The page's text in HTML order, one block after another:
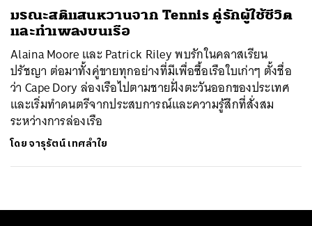
มรณะสติแสนหวานจาก Tennis คู่รักผู้ใช้ชีวิต
และทำเพลงบนเรือ
Alaina Moore และ Patrick Riley พบรักในคลาสเรียน
ปรัชญา ต่อมาทั้งคู่ขายทุกอย่างที่มีเพื่อซื้อเรือใบเก่าๆ ตั้งชื่อ
ว่า Cape Dory ล่องเรือไปตามชายฝั่งตะวันออกของประเทศ
และเริ่มทำดนตรีจากประสบการณ์และความรู้สึกที่สั่งสม
ระหว่างการล่องเรือ
โดยจารุรัตน์ เทศลำใย